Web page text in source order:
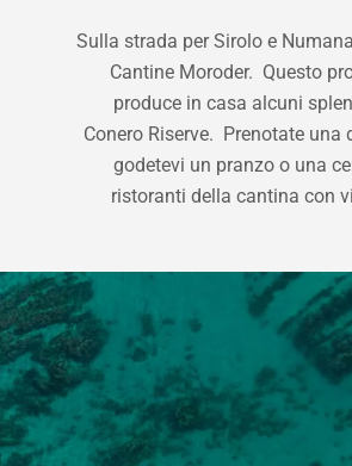
Sulla strada per Sirolo e
Cantine Moroder. Questo
produce in casa alcuni
Conero Riserve. Prenotate una
godetevi un pranzo o una
ristoranti della cantina con